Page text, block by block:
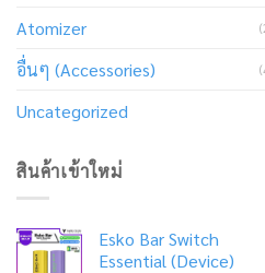
Atomizer
อื่นๆ (Accessories)
Uncategorized
สินค้าเข้าใหม่
Esko Bar Switch
Essential (Device)